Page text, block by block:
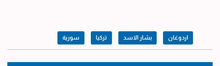
اردوغان بشار الاسد تركيا سورية